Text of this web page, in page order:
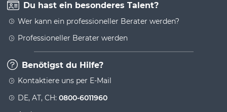
Du hast ein besonderes Talent?
Wer kann ein professioneller Berater werden?
Professioneller Berater werden
Benötigst du Hilfe?
Kontaktiere uns per E-Mail
DE, AT, CH: 0800-6011960